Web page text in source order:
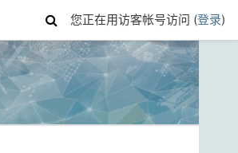
您正在用访客帐号访问 (登录)